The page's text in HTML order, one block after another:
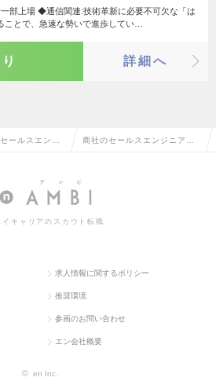
部上場 ◆通信関連:技術革新に必要不可欠な「は
ことで、急速な勢いで進歩してい…
詳細へ
セールスエンジ
子）
商社のセールスエンジニア
情報一覧
イキャリアのスカウト転職
求人情報に関するポリシー
推奨環境
参画のお問い合わせ
エン会社概要
© en Inc.